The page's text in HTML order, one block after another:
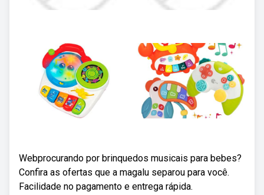
Webprocurando por brinquedos musicais para bebes?
Confira as ofertas que a magalu separou para você.
Facilidade no pagamento e entrega rápida.